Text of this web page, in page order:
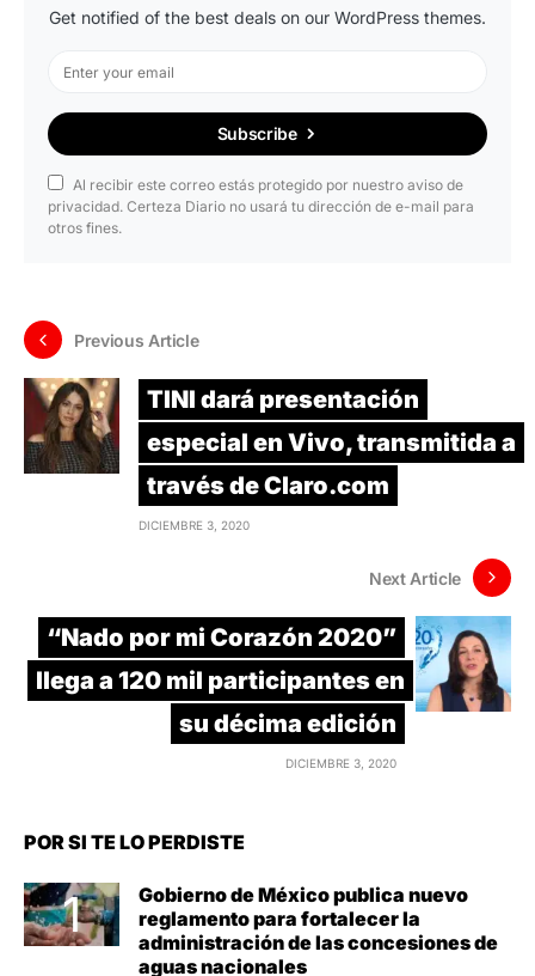
Get notified of the best deals on our WordPress themes.
Subscribe
Al recibir este correo estás protegido por nuestro aviso de
privacidad. Certeza Diario no usará tu dirección de e-mail para
otros fines.
Previous Article
TINI dará presentación
especial en Vivo, transmitida a
través de Claro.com
DICIEMBRE 3, 2020
Next Article
“Nado por mi Corazón 2020”
llega a 120 mil participantes en
su décima edición
DICIEMBRE 3, 2020
POR SI TE LO PERDISTE
Gobierno de México publica nuevo
reglamento para fortalecer la
administración de las concesiones de
aguas nacionales